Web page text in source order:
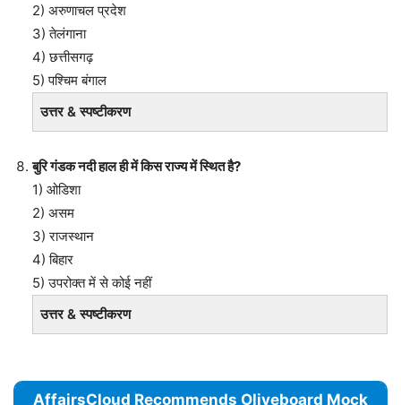
2) अरुणाचल प्रदेश
3) तेलंगाना
4) छत्तीसगढ़
5) पश्चिम बंगाल
उत्तर & स्पष्टीकरण
बुरि गंडक नदी हाल ही में किस राज्य में स्थित है?
1) ओडिशा
2) असम
3) राजस्थान
4) बिहार
5) उपरोक्त में से कोई नहीं
उत्तर & स्पष्टीकरण
AffairsCloud Recommends Oliveboard Mock